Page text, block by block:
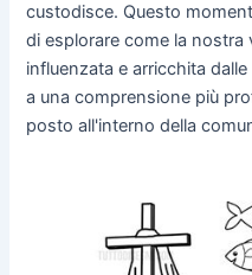
custodisce. Questo
di esplorare come la
influenzata e arricchita
a una comprensione più
posto all'interno della